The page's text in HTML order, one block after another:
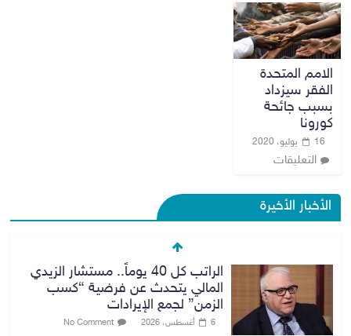
الامم المتحدة
الفقر سيزداد
بسبب جائحة
كورونا
16 يوليو، 2020
التعليقات
الأخبار الأخيرة
الراتب كل 40 يوماً.. مستشار الزيدي
المالي يتحدث عن فرضية “كسب
الزمن” لجمع الإيرادات
6 أغسطس، 2026 No Comment